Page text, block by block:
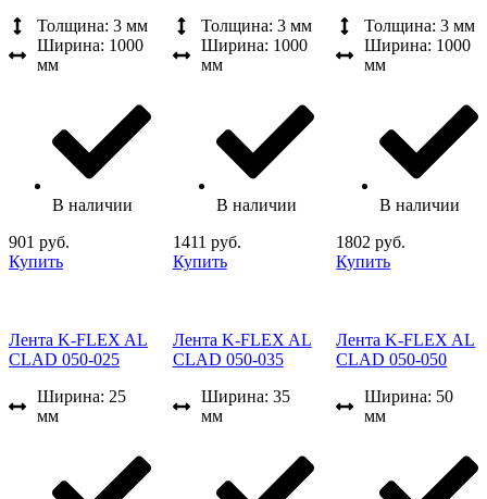
Толщина: 3 мм
Ширина: 1000
мм
В наличии
901 руб.
Купить
Толщина: 3 мм
Ширина: 1000
мм
В наличии
1411 руб.
Купить
Толщина: 3 мм
Ширина: 1000
мм
В наличии
1802 руб.
Купить
Лента K-FLEX AL
CLAD 050-025
Ширина: 25
мм
Лента K-FLEX AL
CLAD 050-035
Ширина: 35
мм
Лента K-FLEX AL
CLAD 050-050
Ширина: 50
мм